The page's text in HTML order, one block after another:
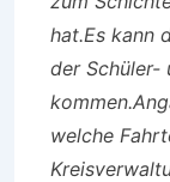
hat.Es kann
der Schüler-
kommen.
welche